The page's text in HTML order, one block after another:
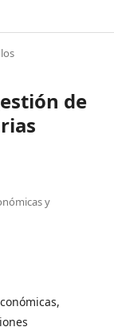
de
y